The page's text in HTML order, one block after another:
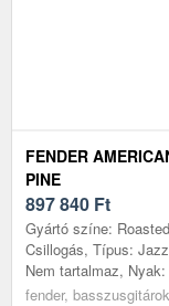
FENDER
PINE
897 840 Ft
Gyártó színe:
Csillogás, Típus:
Nem tartalmaz,
fender,